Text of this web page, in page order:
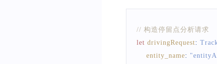
// 构造停留点分析请求
let drivingRequest:
entity_name: